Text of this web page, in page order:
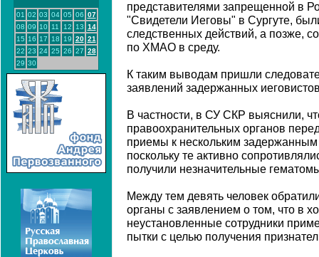
01 02 03 04 05 06 07
08 09 10 11 12 13 14
15 16 17 18 19 20 21
22 23 24 25 26 27 28
29 30
представителями запрещенной в
"Свидетели Иеговы" в Сургуте,
следственных действий, а позже,
по ХМАО в среду.
К таким выводам пришли
заявлений задержанных
В частности, в СУ СКР выяснили,
правоохранительных органов
приемы к нескольким
поскольку те активно
получили незначительные
Между тем девять человек
органы с заявлением о том, что в
неустановленные сотрудники
пытки с целью получения